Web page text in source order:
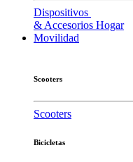
Dispositivos
& Accesorios Hogar
Movilidad
Scooters
Scooters
Bicicletas